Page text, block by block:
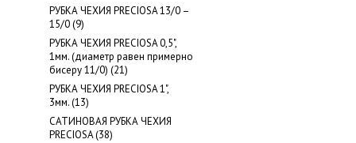
РУБКА ЧЕХИЯ PRECIOSA 13/0 –
15/0 (9)
РУБКА ЧЕХИЯ PRECIOSA 0,5",
1мм. (диаметр равен примерно
бисеру 11/0) (21)
РУБКА ЧЕХИЯ PRECIOSA 1",
3мм. (13)
САТИНОВАЯ РУБКА ЧЕХИЯ
PRECIOSA (38)